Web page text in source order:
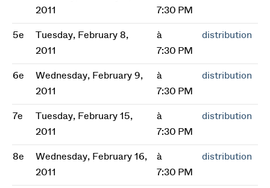
2011
7:30 PM
5e
Tuesday, February 8,
2011
à
7:30 PM
distribution
6e
Wednesday, February 9,
2011
à
7:30 PM
distribution
7e
Tuesday, February 15,
2011
à
7:30 PM
distribution
8e
Wednesday, February 16,
2011
à
7:30 PM
distribution